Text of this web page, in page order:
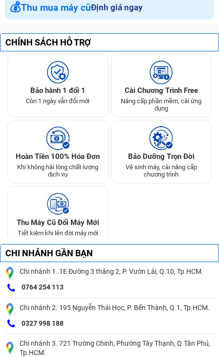
💰Thu mua máy cũĐịnh giá ngay
CHÍNH SÁCH HỖ TRỢ
Bảo hành 1 đổi 1
Còn 1 ngày vẫn đổi mới
Cài Chương Trình Free
Nâng cấp phần mềm, cài ứng
dụng
Hoàn Tiền 100% Hóa Đơn
Khi không hài lòng chất lượng
dịch vụ
Bảo Dưỡng Trọn Đời
Vệ sinh máy, cài nâng cấp
chương trình
Thu Máy Cũ Đổi Máy Mới
Tiết kiệm khi lên đời máy mới
CHI NHÁNH GẦN BẠN
Chi nhánh 1. 1E Đường 3 tháng 2, P. Vườn Lài, Q.10, Tp.HCM.
0764 254 113
Chi nhánh 2. 195 Nguyễn Thái Học, P. Bến Thành, Q.1, Tp.HCM.
0327 998 188
Chi nhánh 3. 721 Trường Chinh, Phường Tây Thạnh, Q.Tân Phú,
Tp.HCM.